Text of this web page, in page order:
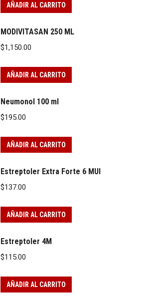
AÑADIR AL CARRITO
MODIVITASAN 250 ML
$1,150.00
AÑADIR AL CARRITO
Neumonol 100 ml
$195.00
AÑADIR AL CARRITO
Estreptoler Extra Forte 6 MUI
$137.00
AÑADIR AL CARRITO
Estreptoler 4M
$115.00
AÑADIR AL CARRITO